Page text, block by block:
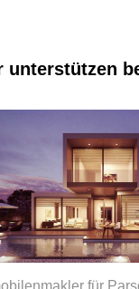
unterstützen
für